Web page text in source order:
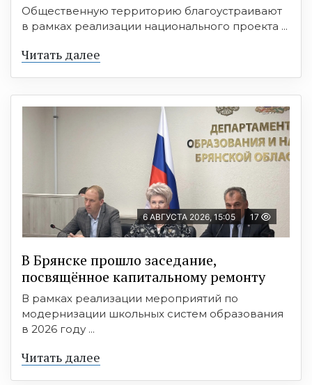
Общественную территорию благоустраивают
в рамках реализации национального проекта ...
Читать далее
6 АВГУСТА 2026, 15:05 17
В Брянске прошло заседание,
посвящённое капитальному ремонту
В рамках реализации мероприятий по
модернизации школьных систем образования
в 2026 году ...
Читать далее